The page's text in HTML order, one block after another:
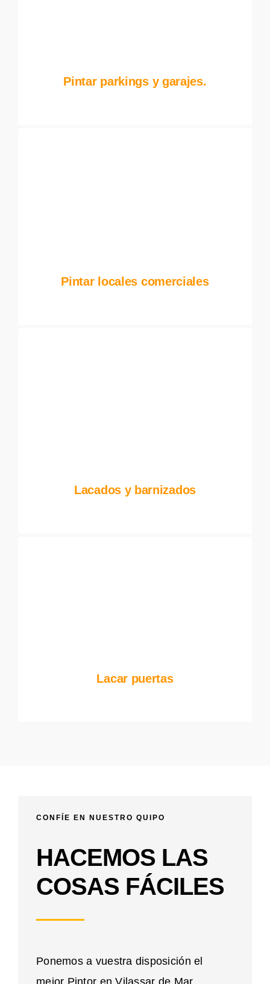
Pintar parkings y garajes.
Pintar locales comerciales
Lacados y barnizados
Lacar puertas
CONFÍE EN NUESTRO QUIPO
HACEMOS LAS
COSAS FÁCILES
Ponemos a vuestra disposición el
mejor Pintor en Vilassar de Mar